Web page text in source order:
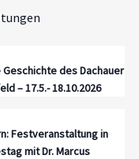
des Dachauer
– 17.5.- 18.10.2026
Festveranstaltung in
mit Dr. Marcus